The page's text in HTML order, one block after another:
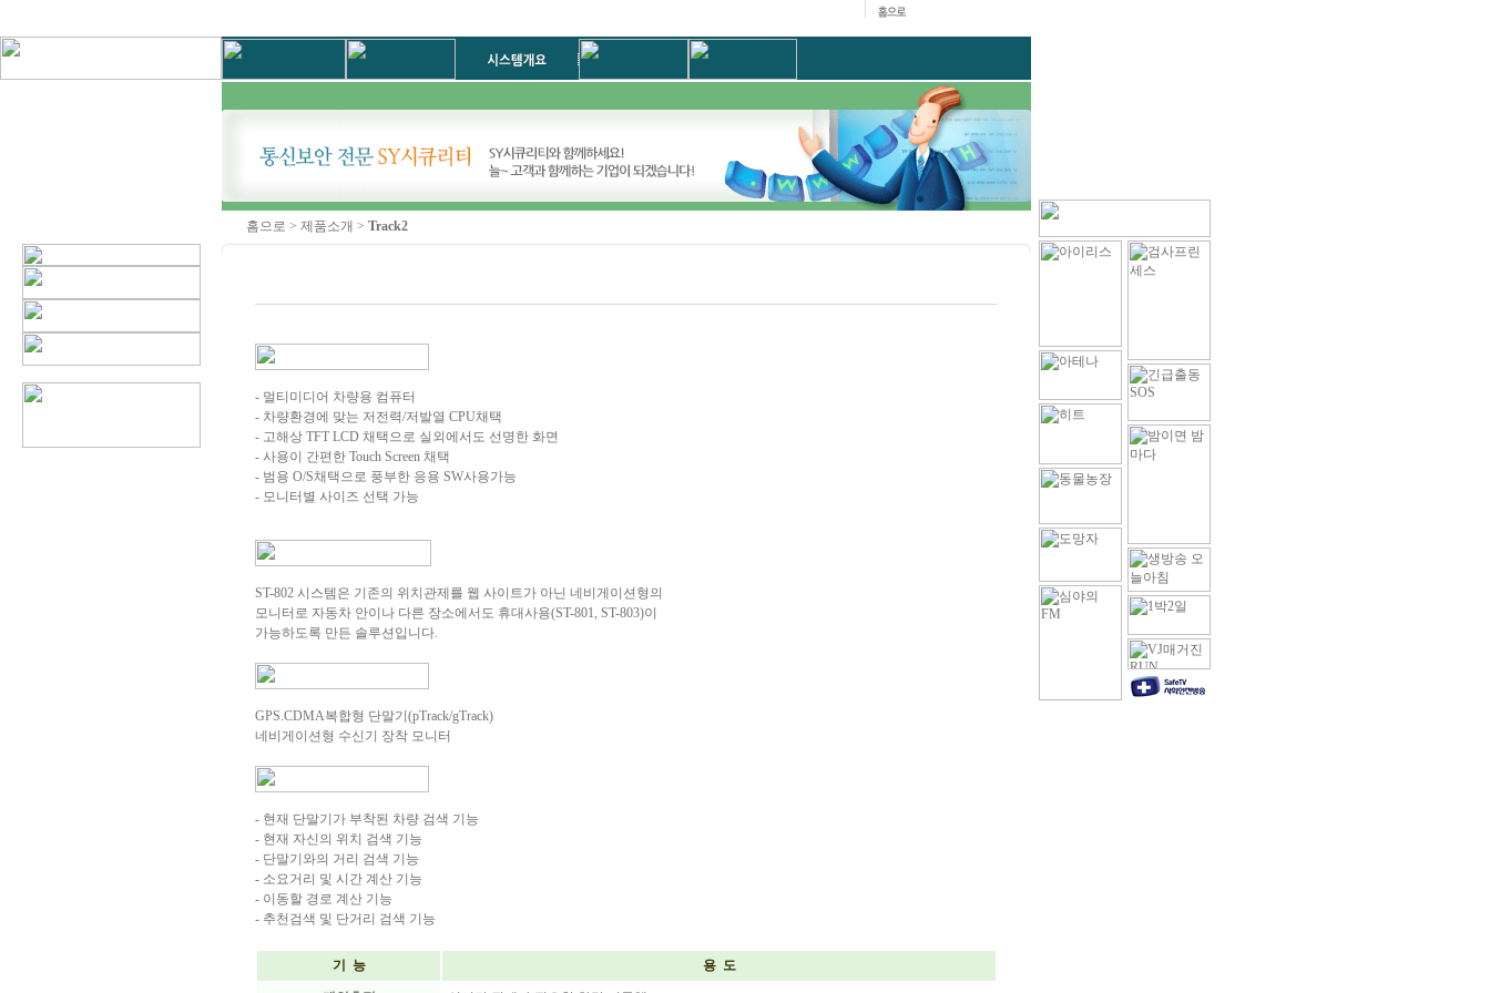
홈으로 > 제품소개 > Track2
- 멀티미디어 차량용 컴퓨터
- 차량환경에 맞는 저전력/저발열 CPU채택
- 고해상 TFT LCD 채택으로 실외에서도 선명한 화면
- 사용이 간편한 Touch Screen 채택
- 범용 O/S채택으로 풍부한 응용 SW사용가능
- 모니터별 사이즈 선택 가능
ST-802 시스템은 기존의 위치관제를 웹 사이트가 아닌 네비게이션형의
모니터로 자동차 안이나 다른 장소에서도 휴대사용(ST-801, ST-803)이
가능하도록 만든 솔루션입니다.
GPS.CDMA복합형 단말기(pTrack/gTrack)
네비게이션형 수신기 장착 모니터
- 현재 단말기가 부착된 차량 검색 기능
- 현재 자신의 위치 검색 기능
- 단말기와의 거리 검색 기능
- 소요거리 및 시간 계산 기능
- 이동할 경로 계산 기능
- 추천검색 및 단거리 검색 기능
기 능 용 도